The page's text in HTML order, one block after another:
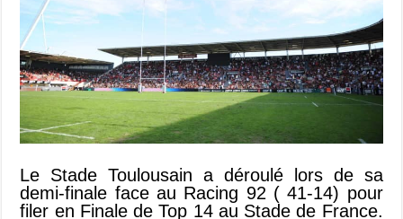
Le Stade Toulousain a déroulé lors de sa
demi-finale face au Racing 92 ( 41-14) pour
filer en Finale de Top 14 au Stade de France.